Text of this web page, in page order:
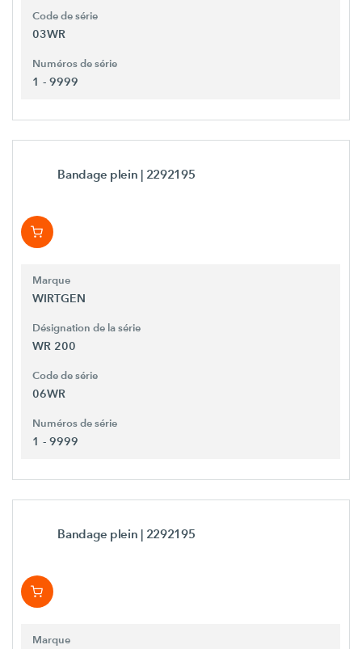
Code de série
03WR
Numéros de série
1 - 9999
Bandage plein | 2292195
Marque
WIRTGEN
Désignation de la série
WR 200
Code de série
06WR
Numéros de série
1 - 9999
Bandage plein | 2292195
Marque